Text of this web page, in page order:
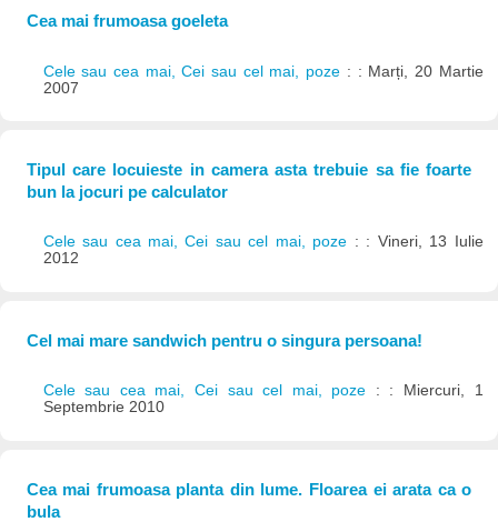
Cea mai frumoasa goeleta
Cele sau cea mai, Cei sau cel mai, poze : : Marți, 20 Martie
2007
Tipul care locuieste in camera asta trebuie sa fie foarte
bun la jocuri pe calculator
Cele sau cea mai, Cei sau cel mai, poze : : Vineri, 13 Iulie
2012
Cel mai mare sandwich pentru o singura persoana!
Cele sau cea mai, Cei sau cel mai, poze : : Miercuri, 1
Septembrie 2010
Cea mai frumoasa planta din lume. Floarea ei arata ca o
bula